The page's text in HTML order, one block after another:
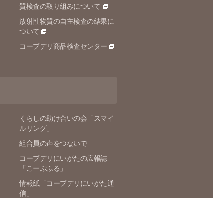
質検査の取り組みについて
放射性物質の自主検査の結果に
ついて
コープデリ商品検査センター
くらしの助け合いの会「スマイ
ルリング」
組合員の声をつないで
コープデリにいがたの広報誌
「こーぷふる」
情報紙「コープデリにいがた通
信」